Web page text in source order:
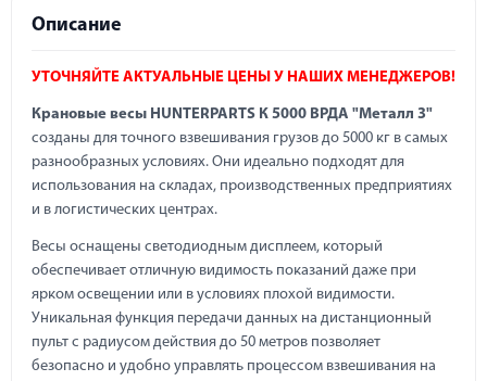
Описание
УТОЧНЯЙТЕ АКТУАЛЬНЫЕ ЦЕНЫ У НАШИХ МЕНЕДЖЕРОВ!
Крановые весы HUNTERPARTS К 5000 ВРДА "Металл 3"
созданы для точного взвешивания грузов до 5000 кг в самых
разнообразных условиях. Они идеально подходят для
использования на складах, производственных предприятиях
и в логистических центрах.
Весы оснащены светодиодным дисплеем, который
обеспечивает отличную видимость показаний даже при
ярком освещении или в условиях плохой видимости.
Уникальная функция передачи данных на дистанционный
пульт с радиусом действия до 50 метров позволяет
безопасно и удобно управлять процессом взвешивания на